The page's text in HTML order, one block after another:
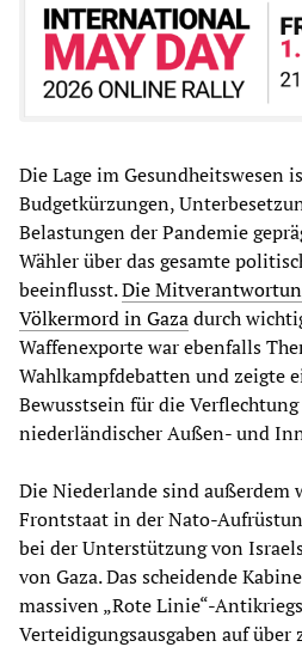
Die Lage im Gesundheitswesen
Budgetkürzungen,
Belastungen der Pandemie
Wähler über das gesamte
beeinflusst.Die
Völkermord in Gazadurch
Waffenexporte war ebenfalls
Wahlkampfdebatten und zeigte
Bewusstsein für die
niederländischer Außen- und
Die Niederlande sind
Frontstaat in der Nato-
bei der Unterstützung von
von Gaza. Das scheidende
massiven „Rote Linie“-
Verteidigungsausgaben auf über